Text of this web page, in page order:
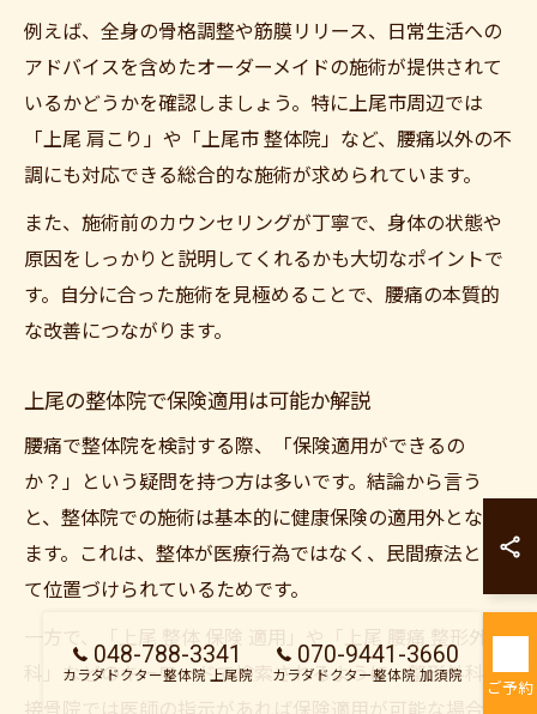
例えば、全身の骨格調整や筋膜リリース、日常生活への
アドバイスを含めたオーダーメイドの施術が提供されて
いるかどうかを確認しましょう。特に上尾市周辺では
「上尾 肩こり」や「上尾市 整体院」など、腰痛以外の不
調にも対応できる総合的な施術が求められています。
また、施術前のカウンセリングが丁寧で、身体の状態や
原因をしっかりと説明してくれるかも大切なポイントで
す。自分に合った施術を見極めることで、腰痛の本質的
な改善につながります。
上尾の整体院で保険適用は可能か解説
腰痛で整体院を検討する際、「保険適用ができるの
か？」という疑問を持つ方は多いです。結論から言う
と、整体院での施術は基本的に健康保険の適用外となり
ます。これは、整体が医療行為ではなく、民間療法とし
て位置づけられているためです。
科」などのキーワードで検索されるように、整形外科や
048-788-3341
カラダドクター整体院 上尾院
070-9441-3660
カラダドクター整体院 加須院
ご予約
カラダドクター
カラダドクター整